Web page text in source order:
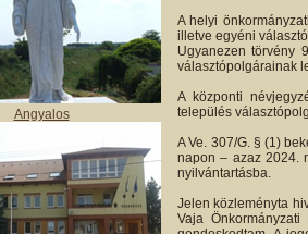
Angyalos
A helyi
illetve egyéni
Ugyanezen törvény
választópolgárainak
A központi
település
A Ve. 307/G. § (1)
napon – azaz 2024.
nyilvántartásba.
Jelen közleményta
Vaja